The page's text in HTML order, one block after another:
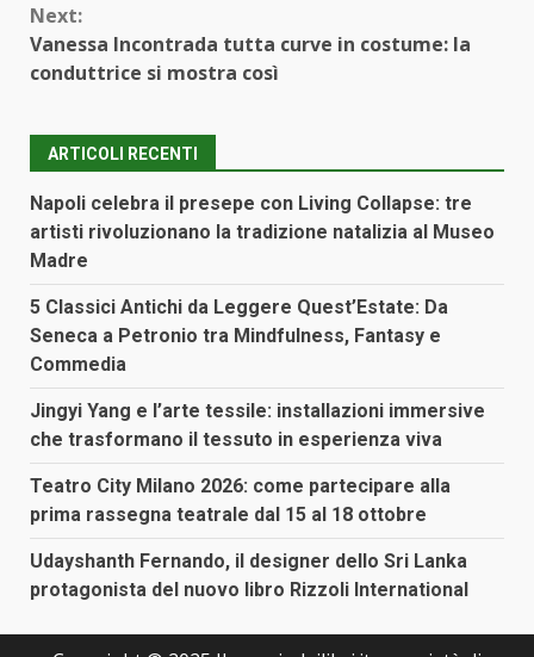
Next:
Vanessa Incontrada tutta curve in costume: la
conduttrice si mostra così
ARTICOLI RECENTI
Napoli celebra il presepe con Living Collapse: tre
artisti rivoluzionano la tradizione natalizia al Museo
Madre
5 Classici Antichi da Leggere Quest’Estate: Da
Seneca a Petronio tra Mindfulness, Fantasy e
Commedia
Jingyi Yang e l’arte tessile: installazioni immersive
che trasformano il tessuto in esperienza viva
Teatro City Milano 2026: come partecipare alla
prima rassegna teatrale dal 15 al 18 ottobre
Udayshanth Fernando, il designer dello Sri Lanka
protagonista del nuovo libro Rizzoli International